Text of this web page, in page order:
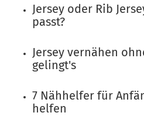
Jersey oder Rib
passt?
Jersey vernähen
gelingt's
7 Nähhelfer für
helfen